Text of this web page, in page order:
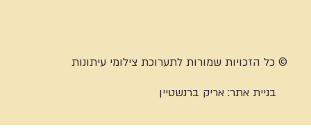
© כל הזכויות שמורות לתערוכת צילומי עיתונות
בניית אתר:אריק ברנשטיין